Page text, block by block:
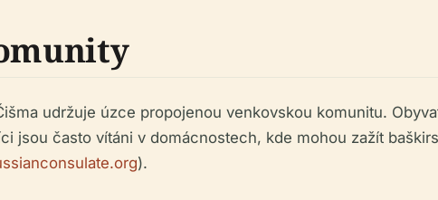
udržuje úzce propojenou venkovskou komunitu.
jsou často vítáni v domácnostech, kde mohou zažít
).